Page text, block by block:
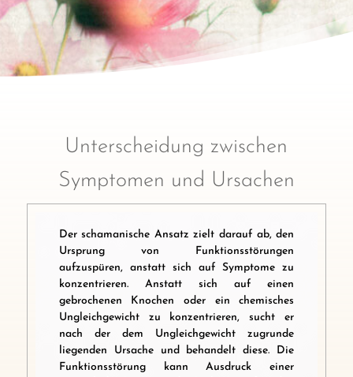
Unterscheidung zwischen
Symptomen und Ursachen
Der schamanische Ansatz zielt darauf ab, den
Ursprung von Funktionsstörungen
aufzuspüren, anstatt sich auf Symptome zu
konzentrieren. Anstatt sich auf einen
gebrochenen Knochen oder ein chemisches
Ungleichgewicht zu konzentrieren, sucht er
nach der dem Ungleichgewicht zugrunde
liegenden Ursache und behandelt diese. Die
Funktionsstörung kann Ausdruck einer